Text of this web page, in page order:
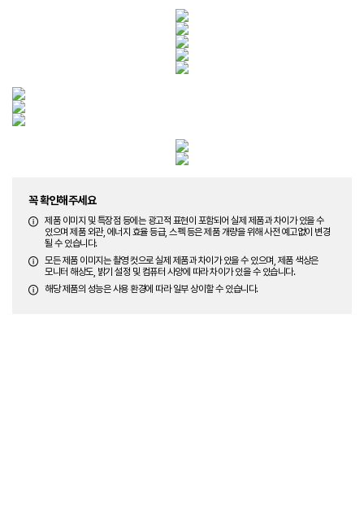
꼭 확인해주세요
제품 이미지 및 특장점 등에는 광고적 표현이 포함되어 실제 제품과 차이가 있을 수
있으며 제품 외관, 에너지 효율 등급, 스펙 등은 제품 개량을 위해 사전 예고없이 변경
될 수 있습니다.
모든 제품 이미지는 촬영 컷으로 실제 제품과 차이가 있을 수 있으며, 제품 색상은
모니터 해상도, 밝기 설정 및 컴퓨터 사양에 따라 차이가 있을 수 있습니다.
해당 제품의 성능은 사용 환경에 따라 일부 상이할 수 있습니다.